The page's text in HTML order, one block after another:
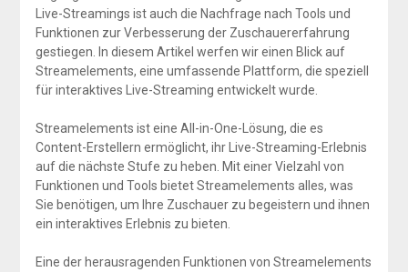
Live-Streamings ist auch die Nachfrage nach Tools und
Funktionen zur Verbesserung der Zuschauererfahrung
gestiegen. In diesem Artikel werfen wir einen Blick auf
Streamelements, eine umfassende Plattform, die speziell
für interaktives Live-Streaming entwickelt wurde.
Streamelements ist eine All-in-One-Lösung, die es
Content-Erstellern ermöglicht, ihr Live-Streaming-Erlebnis
auf die nächste Stufe zu heben. Mit einer Vielzahl von
Funktionen und Tools bietet Streamelements alles, was
Sie benötigen, um Ihre Zuschauer zu begeistern und ihnen
ein interaktives Erlebnis zu bieten.
Eine der herausragenden Funktionen von Streamelements